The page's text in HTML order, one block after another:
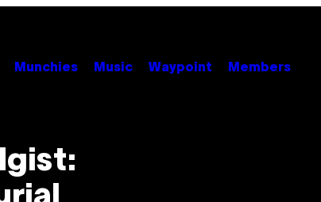
Munchies Music Waypoint Members